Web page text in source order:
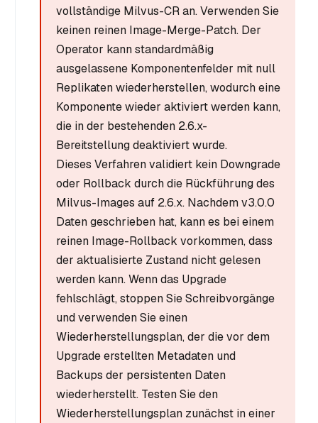
vollständige Milvus-CR an. Verwenden Sie
keinen reinen Image-Merge-Patch. Der
Operator kann standardmäßig
ausgelassene Komponentenfelder mit null
Replikaten wiederherstellen, wodurch eine
Komponente wieder aktiviert werden kann,
die in der bestehenden 2.6.x-
Bereitstellung deaktiviert wurde.
Dieses Verfahren validiert kein Downgrade
oder Rollback durch die Rückführung des
Milvus-Images auf 2.6.x. Nachdem v3.0.0
Daten geschrieben hat, kann es bei einem
reinen Image-Rollback vorkommen, dass
der aktualisierte Zustand nicht gelesen
werden kann. Wenn das Upgrade
fehlschlägt, stoppen Sie Schreibvorgänge
und verwenden Sie einen
Wiederherstellungsplan, der die vor dem
Upgrade erstellten Metadaten und
Backups der persistenten Daten
wiederherstellt. Testen Sie den
Wiederherstellungsplan zunächst in einer